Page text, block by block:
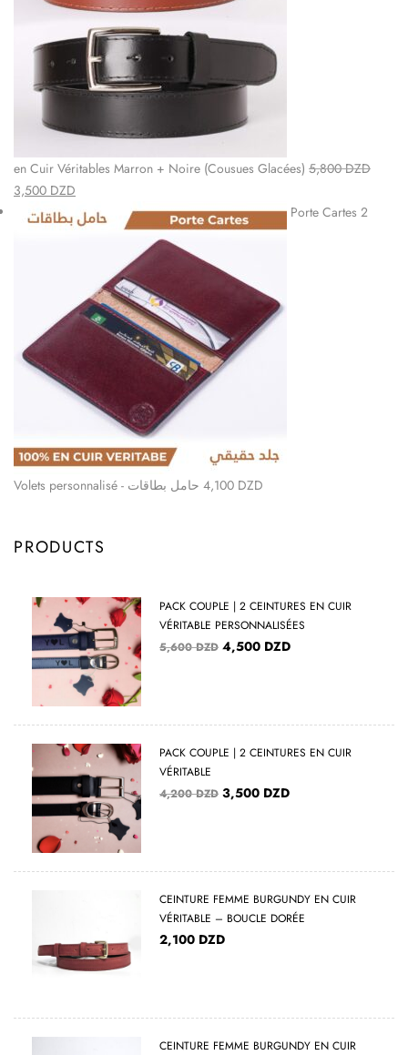
en Cuir Véritables Marron + Noire (Cousues Glacées) 5,800DZD
3,500 DZD
Porte Cartes 2
Volets personnalisé - حامل بطاقات 4,100 DZD
PRODUCTS
PACK COUPLE | 2 CEINTURES EN CUIR
VÉRITABLE PERSONNALISÉES
5,600DZD 4,500 DZD
PACK COUPLE | 2 CEINTURES EN CUIR
VÉRITABLE
4,200DZD 3,500 DZD
CEINTURE FEMME BURGUNDY EN CUIR
VÉRITABLE – BOUCLE DORÉE
2,100 DZD
CEINTURE FEMME BURGUNDY EN CUIR